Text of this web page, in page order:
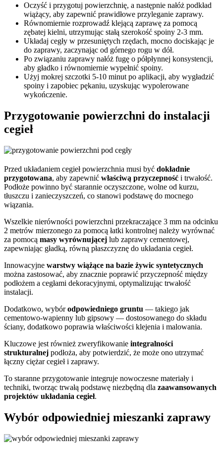
Oczyść i przygotuj powierzchnię, a następnie nałóż podkład
wiążący, aby zapewnić prawidłowe przyleganie zaprawy.
Równomiernie rozprowadź klejącą zaprawę za pomocą
zębatej kielni, utrzymując stałą szerokość spoiny 2-3 mm.
Układaj cegły w przesuniętych rzędach, mocno dociskając je
do zaprawy, zaczynając od górnego rogu w dół.
Po związaniu zaprawy nałóż fugę o półpłynnej konsystencji,
aby gładko i równomiernie wypełnić spoiny.
Użyj mokrej szczotki 5-10 minut po aplikacji, aby wygładzić
spoiny i zapobiec pękaniu, uzyskując wypolerowane
wykończenie.
Przygotowanie powierzchni do instalacji
cegieł
Przed układaniem cegieł powierzchnia musi być dokładnie
przygotowana, aby zapewnić właściwą przyczepność i trwałość.
Podłoże powinno być starannie oczyszczone, wolne od kurzu,
tłuszczu i zanieczyszczeń, co stanowi podstawę do mocnego
wiązania.
Wszelkie nierówności powierzchni przekraczające 3 mm na odcinku
2 metrów mierzonego za pomocą łatki kontrolnej należy wyrównać
za pomocą masy wyrównującej lub zaprawy cementowej,
zapewniając gładką, równą płaszczyznę do układania cegieł.
Innowacyjne warstwy wiążące na bazie żywic syntetycznych
można zastosować, aby znacznie poprawić przyczepność między
podłożem a cegłami dekoracyjnymi, optymalizując trwałość
instalacji.
Dodatkowo, wybórodpowiedniego gruntu — takiego jak
cementowo-wapienny lub gipsowy — dostosowanego do składu
ściany, dodatkowo poprawia właściwości klejenia i malowania.
Kluczowe jest również zweryfikowanie integralności
strukturalnej podłoża, aby potwierdzić, że może ono utrzymać
łączny ciężar cegieł i zaprawy.
To staranne przygotowanie integruje nowoczesne materiały i
techniki, tworząc trwałą podstawę niezbędną dla zaawansowanych
projektów układania cegieł.
Wybór odpowiedniej mieszanki zaprawy